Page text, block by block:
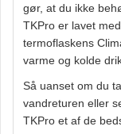
gør, at du ikke
TKPro er lavet
termoflaskens
varme og kolde
Så uanset om du
vandreturen eller
TKPro et af de